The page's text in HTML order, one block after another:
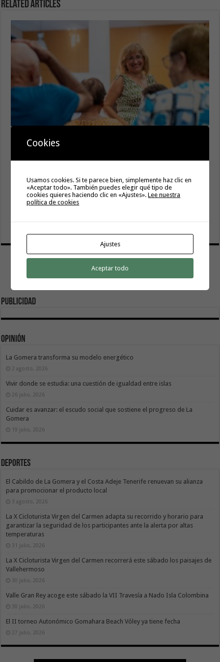
Related Articles
Acompaña’ llega este lunes a Hermigua
miércoles 12 de agosto del 2026
8 agosto, 2026
El Cabildo inicia la fase final de la adecuación del entorno
Publicidad
Opinión
La Gomera transforma su modelo energético
2 agosto, 2026
Vivir donde se estudia: una cuestión de igualdad entre islas
26 julio, 2026
Cuidar es avanzar: el escudo social que sostiene el progreso de La
Gomera
19 julio, 2026
Deportes
El Cabildo de La Gomera y el Costa Adeje Tenerife renuevan su alianza
para promocionar el producto local
3 agosto, 2026
La X Cicloturista Virgen del Carmen adapta su recorrido y horario para
garantizar la seguridad de los participantes ante la alerta por altas
temperaturas
31 julio, 2026
La X Cicloturista Virgen del Carmen recorrerá este sábado los paisajes de
Vallehermoso
30 julio, 2026
Valle Gran Rey acoge este sábado la VII Travesía a Nado Isla Colombina
30 julio, 2026
El II torneo Autonómico Gomahara Beach Vóley ya tiene fecha
27 julio, 2026
Cookies
Usamos cookies. Si te parece bien, simplemente haz clic en
«Aceptar todo». También puedes elegir qué tipo de
cookies quieres haciendo clic en «Ajustes».Lee nuestra
política de cookies
Ajustes
Aceptar todo